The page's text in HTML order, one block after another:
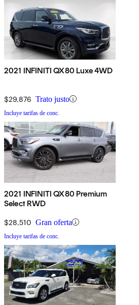
2021 INFINITI QX80 Luxe 4WD
$29,876 Trato justo
Incluye tarifas de conc.
2021 INFINITI QX80 Premium
Select RWD
$28,510 Gran oferta
Incluye tarifas de conc.